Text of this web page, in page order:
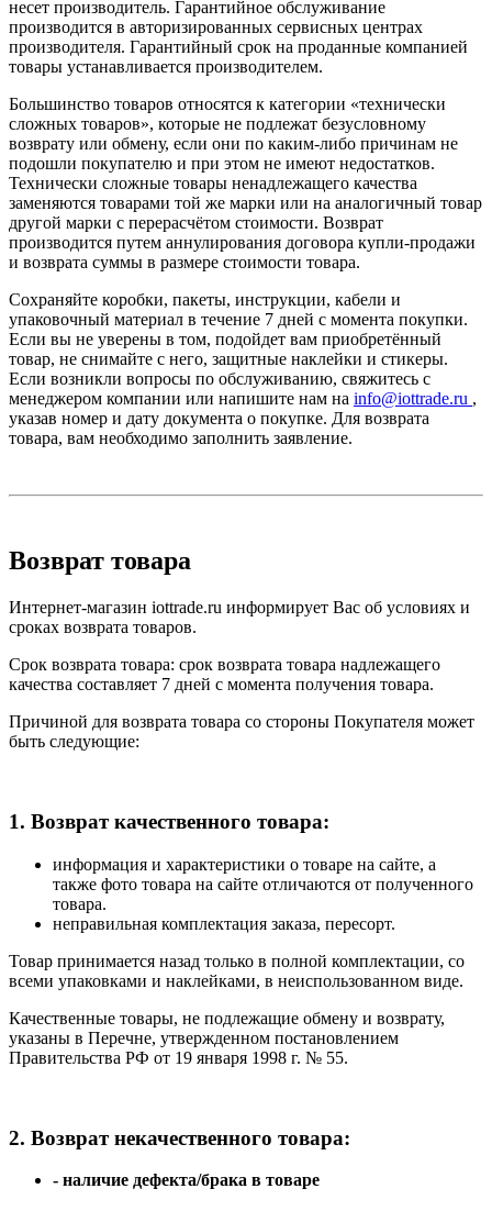
несет производитель. Гарантийное обслуживание
производится в авторизированных сервисных центрах
производителя. Гарантийный срок на проданные компанией
товары устанавливается производителем.
Большинство товаров относятся к категории «технически
сложных товаров», которые не подлежат безусловному
возврату или обмену, если они по каким-либо причинам не
подошли покупателю и при этом не имеют недостатков.
Технически сложные товары ненадлежащего качества
заменяются товарами той же марки или на аналогичный товар
другой марки с перерасчётом стоимости. Возврат
производится путем аннулирования договора купли-продажи
и возврата суммы в размере стоимости товара.
Сохраняйте коробки, пакеты, инструкции, кабели и
упаковочный материал в течение 7 дней с момента покупки.
Если вы не уверены в том, подойдет вам приобретённый
товар, не снимайте с него, защитные наклейки и стикеры.
Если возникли вопросы по обслуживанию, свяжитесь с
менеджером компании или напишите нам на info@iottrade.ru ,
указав номер и дату документа о покупке. Для возврата
товара, вам необходимо заполнить заявление.
Возврат товара
Интернет-магазин iottrade.ru информирует Вас об условиях и
сроках возврата товаров.
Срок возврата товара: срок возврата товара надлежащего
качества составляет 7 дней с момента получения товара.
Причиной для возврата товара со стороны Покупателя может
быть следующие:
1. Возврат качественного товара:
информация и характеристики о товаре на сайте, а
также фото товара на сайте отличаются от полученного
товара.
неправильная комплектация заказа, пересорт.
Товар принимается назад только в полной комплектации, со
всеми упаковками и наклейками, в неиспользованном виде.
Качественные товары, не подлежащие обмену и возврату,
указаны в Перечне, утвержденном постановлением
Правительства РФ от 19 января 1998 г. № 55.
2. Возврат некачественного товара:
- наличие дефекта/брака в товаре